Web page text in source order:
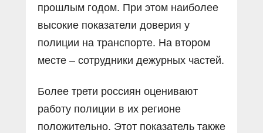
прошлым годом. При этом наиболее
высокие показатели доверия у
полиции на транспорте. На втором
месте – сотрудники дежурных частей.
Более трети россиян оценивают
работу полиции в их регионе
положительно. Этот показатель также